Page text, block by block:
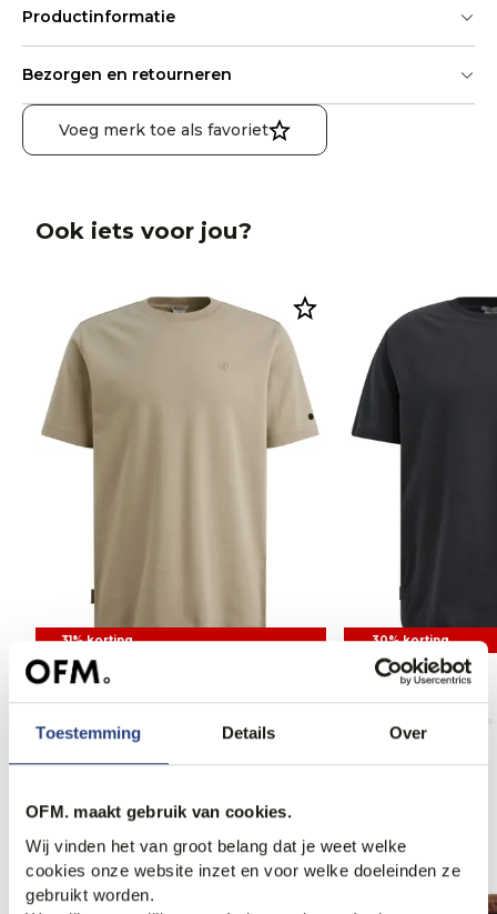
Toestemming Details Over
OFM. maakt gebruik van cookies.
Wij vinden het van groot belang dat je weet welke
cookies onze website inzet en voor welke doeleinden ze
gebruikt worden.
Productinformatie
Bezorgen en retourneren
Voeg merk toe als favoriet
Ook iets voor jou?
31% korting
Cast Iron T-shirt
30% korting
Cast Iron T-shirt
Anderen bekeken ook